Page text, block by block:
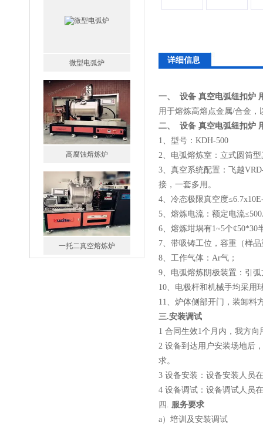
高腐蚀熔炼炉
一托二真空熔炼炉
详细信息
一、 设备 真空电弧纽扣炉
用于熔炼高熔点金属/合金
二、
设备 真空电弧纽扣炉
1、型号：KDH-500
2、电弧熔炼室：立式圆筒
3、真空系统配置：飞越
接，一套多用。
4、冷态极限真空度
5、熔炼电流：额定电流
6、熔炼坩埚有1~5个
7、带吸铸工位，容重（样
8、工作气体：Ar气；
9、电弧熔炼阴极装置：引
10、电极杆和机械手均采用
11、炉体侧部开门，装卸料
三.安装调试
1 合同生效1个月内，我方
2 设备到达用户安装场地后
求。
3 设备安装：设备安装人员
4 设备调试：设备调试人员
四. 服务要求
a）培训及安装调试